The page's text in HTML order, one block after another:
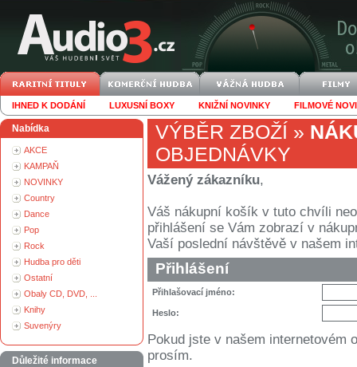
IHNED K DODÁNÍ LUXUSNÍ BOXY KNIŽNÍ NOVINKY FILMOVÉ
Nabídka
AKCE
KAMPAŇ
NOVINKY
Country
Dance
Pop
Rock
Hudba pro děti
Ostatní
Obaly CD, DVD, ...
Knihy
Suvenýry
Důležité informace
VÝBĚR ZBOŽÍ »
OBJEDNÁVKY
Vážený zákazníku,
Váš nákupní košík v tuto chvíli
přihlášení se Vám zobrazí v
Vaší poslední návštěvě v našem
Přihlášení
Přihlašovací jméno:
Heslo:
Pokud jste v našem internetovém
prosím.